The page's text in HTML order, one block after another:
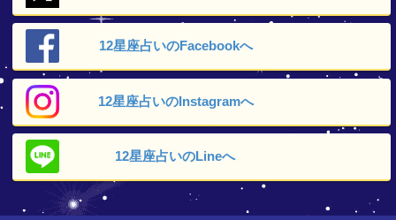
12星座占いのFacebookへ
12星座占いのInstagramへ
12星座占いのLineへ